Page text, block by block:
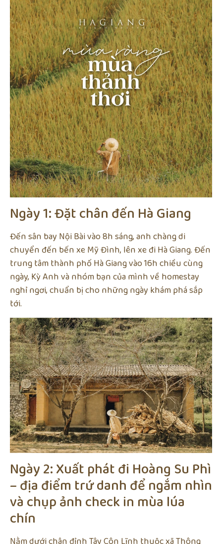
Ngày 1: Đặt chân đến Hà Giang
Đến sân bay Nội Bài vào 8h sáng, anh chàng di
chuyển đến bến xe Mỹ Đình, lên xe đi Hà Giang. Đến
trung tâm thành phố Hà Giang vào 16h chiều cùng
ngày, Kỳ Anh và nhóm bạn của mình về homestay
nghỉ ngơi, chuẩn bị cho những ngày khám phá sắp
tới.
Ngày 2: Xuất phát đi Hoàng Su Phì
– địa điểm trứ danh để ngắm nhìn
và chụp ảnh check in mùa lúa
chín